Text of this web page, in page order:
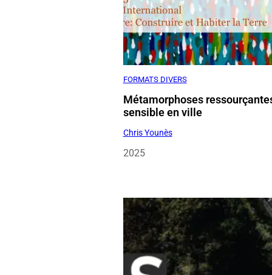
FORMATS DIVERS
Métamorphoses
sensible en ville
Chris Younès
2025